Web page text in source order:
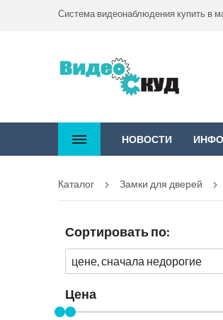
Система видеонаблюдения купить в
НОВОСТИ
Каталог Замки для дверей
Сортировать по:
цене, сначала недорогие
Цена